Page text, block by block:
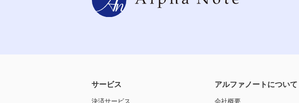
サービス
決済サービス
アルファノートについて
会社概要